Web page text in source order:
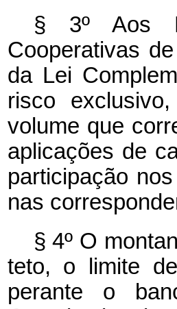
§ 3º Aos
Cooperativas
da Lei
risco
volume que
aplicações de
participação
nas
§ 4º O
teto, o limite
perante o